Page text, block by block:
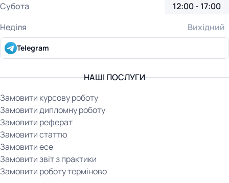
НАШІ ПОСЛУГИ
Замовити курсову роботу
Замовити дипломну роботу
Замовити реферат
Замовити статтю
Замовити есе
Замовити звіт з практики
Замовити роботу терміново
Субота
12:00 - 17:00
Неділя
Вихідний
Telegram